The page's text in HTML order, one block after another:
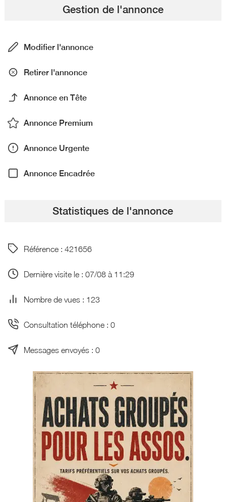
Gestion de l'annonce
Modifier l'annonce
Retirer l'annonce
Annonce en Tête
Annonce Premium
Annonce Urgente
Annonce Encadrée
Statistiques de l'annonce
Référence : 421656
Dernière visite le : 07/08 à 11:29
Nombre de vues : 123
Consultation téléphone : 0
Messages envoyés : 0